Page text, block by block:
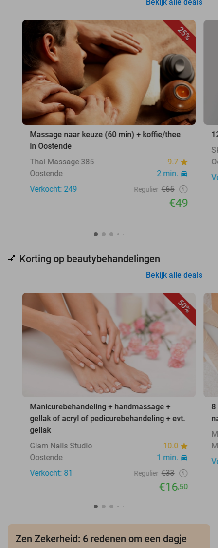
Bekijk alle deals
25%
Massage naar keuze (60 min) + koffie/thee
in Oostende
Thai Massage 385
9.7
Oostende
2 min.
Verkocht: 249
Regulier €65
€49
💅 Korting op beautybehandelingen
Bekijk alle deals
50%
Manicurebehandeling + handmassage +
gellak of acryl of pedicurebehandeling + evt.
gellak
Glam Nails Studio
10.0
Oostende
1 min.
Verkocht: 81
Regulier €33
€16,50
8
Zen Zekerheid: 6 redenen om een dagje